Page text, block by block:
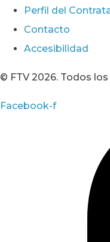
Perfil del
Contacto
Accesibilidad
© FTV 2026. Todos
Facebook-f